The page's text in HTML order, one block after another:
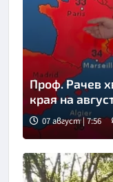
Снимка: бТВ
Проф. Рачев
края на
07 август | 7:56